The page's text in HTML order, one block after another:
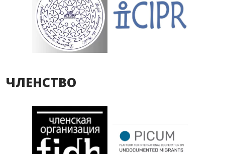
ЧЛЕНСТВО